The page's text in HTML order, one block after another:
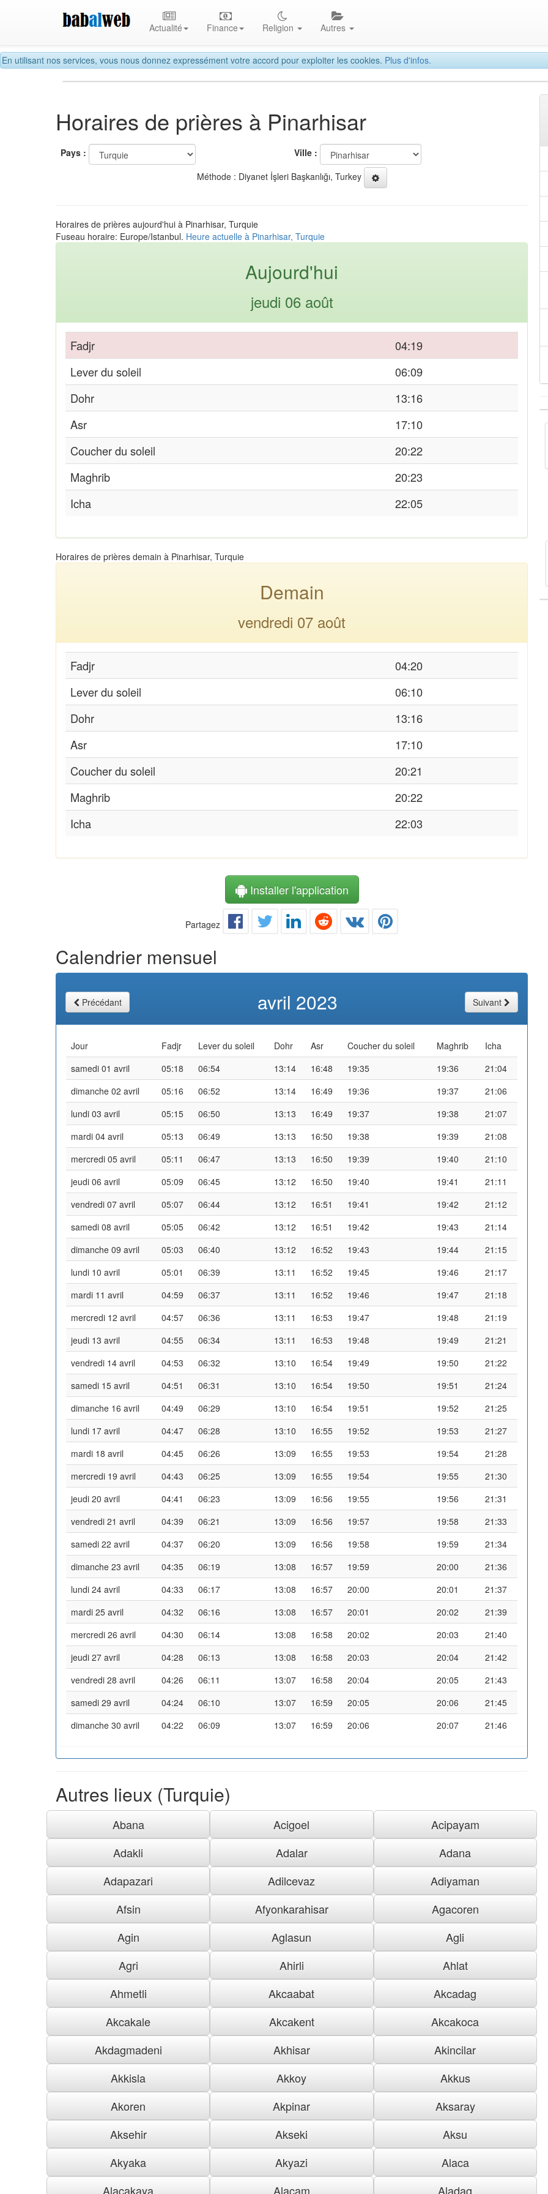
En utilisant nos services, vous nous donnez expressément votre accord pour exploiter les cookies. Plus d'infos.
Actualité Finance Religion Autres
Horaires de prières à Pinarhisar
Pays :
Ville :
Méthode : Diyanet İşleri Başkanlığı, Turkey
Horaires de prières aujourd'hui à Pinarhisar, Turquie
Fuseau horaire: Europe/Istanbul. Heure actuelle à Pinarhisar, Turquie
Aujourd'hui
jeudi 06 août
Fadjr
04:19
Lever du soleil
06:09
Dohr
13:16
Asr
17:10
Coucher du soleil
20:22
Maghrib
20:23
Icha
22:05
Horaires de prières demain à Pinarhisar, Turquie
Demain
vendredi 07 août
Fadjr
04:20
Lever du soleil
06:10
Dohr
13:16
Asr
17:10
Coucher du soleil
20:21
Maghrib
20:22
Icha
22:03
Installer l'application
Partagez
Calendrier mensuel
Précédant avril 2023 Suivant
Jour Fadjr Lever du soleil Dohr Asr Coucher du soleil Maghrib
Icha
samedi 01 avril
05:18 06:54 13:14 16:48 19:35 19:36
21:04
dimanche 02 avril
05:16 06:52 13:14 16:49 19:36 19:37
21:06
lundi 03 avril
05:15 06:50 13:13 16:49 19:37 19:38
21:07
mardi 04 avril
05:13 06:49 13:13 16:50 19:38 19:39
21:08
mercredi 05 avril
05:11 06:47 13:13 16:50 19:39 19:40
21:10
jeudi 06 avril
05:09 06:45 13:12 16:50 19:40 19:41
21:11
vendredi 07 avril
05:07 06:44 13:12 16:51 19:41 19:42
21:12
samedi 08 avril
05:05 06:42 13:12 16:51 19:42 19:43
21:14
dimanche 09 avril
05:03 06:40 13:12 16:52 19:43 19:44
21:15
lundi 10 avril
05:01 06:39 13:11 16:52 19:45 19:46
21:17
mardi 11 avril
04:59 06:37 13:11 16:52 19:46 19:47
21:18
mercredi 12 avril
04:57 06:36 13:11 16:53 19:47 19:48
21:19
jeudi 13 avril
04:55 06:34 13:11 16:53 19:48 19:49
21:21
vendredi 14 avril
04:53 06:32 13:10 16:54 19:49 19:50
21:22
samedi 15 avril
04:51 06:31 13:10 16:54 19:50 19:51
21:24
dimanche 16 avril
04:49 06:29 13:10 16:54 19:51 19:52
21:25
lundi 17 avril
04:47 06:28 13:10 16:55 19:52 19:53
21:27
mardi 18 avril
04:45 06:26 13:09 16:55 19:53 19:54
21:28
mercredi 19 avril
04:43 06:25 13:09 16:55 19:54 19:55
21:30
jeudi 20 avril
04:41 06:23 13:09 16:56 19:55 19:56
21:31
vendredi 21 avril
04:39 06:21 13:09 16:56 19:57 19:58
21:33
samedi 22 avril
04:37 06:20 13:09 16:56 19:58 19:59
21:34
dimanche 23 avril
04:35 06:19 13:08 16:57 19:59 20:00
21:36
lundi 24 avril
04:33 06:17 13:08 16:57 20:00 20:01
21:37
mardi 25 avril
04:32 06:16 13:08 16:57 20:01 20:02
21:39
mercredi 26 avril
04:30 06:14 13:08 16:58 20:02 20:03
21:40
jeudi 27 avril
04:28 06:13 13:08 16:58 20:03 20:04
21:42
vendredi 28 avril
04:26 06:11 13:07 16:58 20:04 20:05
21:43
samedi 29 avril
04:24 06:10 13:07 16:59 20:05 20:06
21:45
dimanche 30 avril
04:22 06:09 13:07 16:59 20:06 20:07 21:46
Autres lieux (Turquie)
Abana Acigoel
Acipayam
Adakli
Adalar
Adana
Adapazari
Adilcevaz
Adiyaman
Afsin
Afyonkarahisar
Agacoren
Agin
Aglasun
Agli
Agri
Ahirli
Ahlat
Ahmetli
Akcaabat
Akcadag
Akcakale
Akcakent
Akcakoca
Akdagmadeni
Akhisar
Akincilar
Akkisla
Akkoy
Akkus
Akoren
Akpinar
Aksaray
Aksehir
Akseki
Aksu
Akyaka
Akyazi
Alaca
Alacakaya
Alacam Aladag